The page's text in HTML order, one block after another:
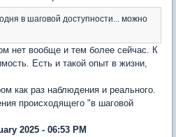
в шаговой доступности... можно
нет вообще и тем более сейчас. К
Есть и такой опыт в жизни,
как раз наблюдения и реального.
происходящего "в шаговой
2025 - 06:53 PM